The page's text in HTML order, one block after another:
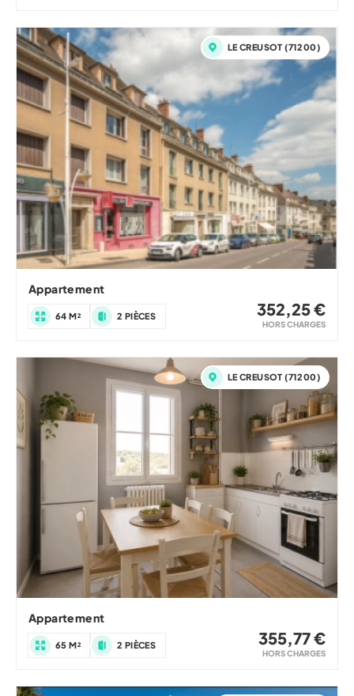
LE CREUSOT (71200)
Appartement
64 M² 2 PIÈCES 352,25 €
HORS CHARGES
LE CREUSOT (71200)
Appartement
65 M² 2 PIÈCES 355,77 €
HORS CHARGES